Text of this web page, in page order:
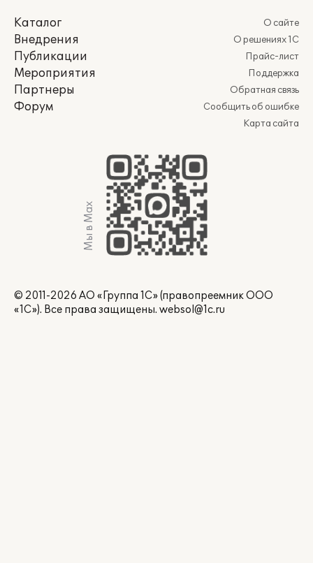
Каталог
Внедрения
Публикации
Мероприятия
Партнеры
Форум
О сайте
О решениях 1С
Прайс-лист
Поддержка
Обратная связь
Сообщить об ошибке
Карта сайта
Мы в Max
© 2011-2026 АО «Группа 1С» (правопреемник ООО
«1С»). Все права защищены. websol@1c.ru